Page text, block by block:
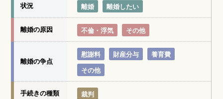
状況 離婚 離婚したい
離婚の原因 不倫・浮気 その他
離婚の争点
慰謝料 財産分与
養育費
その他
手続きの種類 裁判